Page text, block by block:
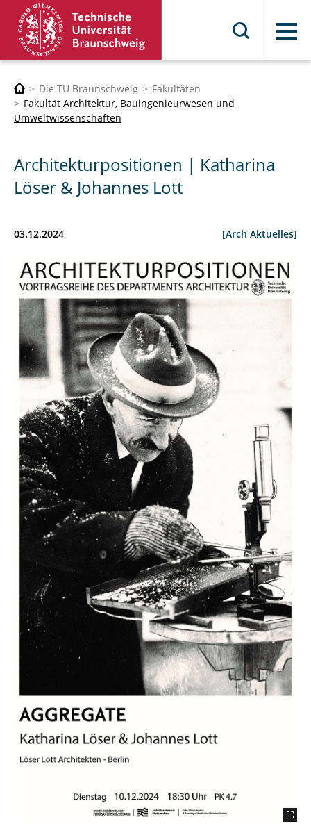
Menü
Die TU Braunschweig
Fakultäten
Fakultät Architektur, Bauingenieurwesen und
Umweltwissenschaften
Architekturpositionen | Katharina
Löser & Johannes Lott
03.12.2024 [Arch Aktuelles]